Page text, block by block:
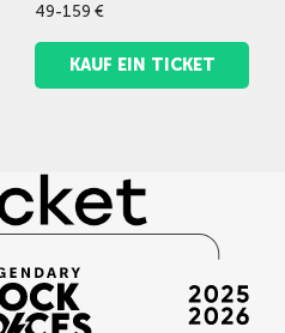
49-159 €
KAUF EIN TICKET